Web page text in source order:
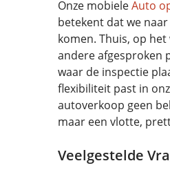
Onze mobieleAuto
betekent dat we
komen. Thuis, op het
andere afgesproken
waar de inspectie
flexibiliteit past in
autoverkoop geen
maar een vlotte,
Veelgestelde